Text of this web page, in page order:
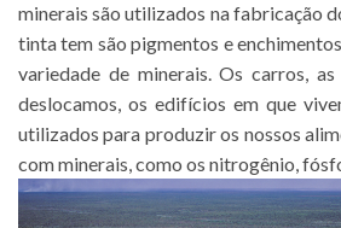
minerais são utilizados na fabricação
tinta tem são pigmentos e
variedade de minerais. Os carros,
deslocamos, os edifícios em que
utilizados para produzir os nossos
com minerais, como os nitrogênio,